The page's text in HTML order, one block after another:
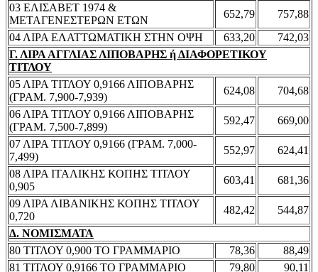
03 ΕΛΙΣΑΒΕΤ 1974 &
ΜΕΤΑΓΕΝΕΣΤΕΡΩΝ ΕΤΩΝ
652,79
757,88
04 ΛΙΡΑ ΕΛΑΤΤΩΜΑΤΙΚΗ ΣΤΗΝ ΟΨΗ
633,20
742,03
Γ. ΛΙΡΑ ΑΓΓΛΙΑΣ ΛΙΠΟΒΑΡΗΣ ή ΔΙΑΦΟΡΕΤΙΚΟΥ
ΤΙΤΛΟΥ
05 ΛΙΡΑ ΤΙΤΛΟΥ 0,9166 ΛΙΠΟΒΑΡΗΣ
(ΓΡΑΜ. 7,900-7,939)
624,08
704,68
06 ΛΙΡΑ ΤΙΤΛΟΥ 0,9166 ΛΙΠΟΒΑΡΗΣ
(ΓΡΑΜ. 7,500-7,899)
592,47
669,00
07 ΛΙΡΑ ΤΙΤΛΟΥ 0,9166 (ΓΡΑΜ. 7,000-
7,499)
552,97
624,41
08 ΛΙΡΑ ΙΤΑΛΙΚΗΣ ΚΟΠΗΣ ΤΙΤΛΟΥ
0,905
603,41
681,36
09 ΛΙΡΑ ΛΙΒΑΝΙΚΗΣ ΚΟΠΗΣ ΤΙΤΛΟΥ
0,720
482,42
544,87
Δ. ΝΟΜΙΣΜΑΤΑ
80 ΤΙΤΛΟΥ 0,900 ΤΟ ΓΡΑΜΜΑΡΙΟ
78,36
88,49
81 ΤΙΤΛΟΥ 0,9166 ΤΟ ΓΡΑΜΜΑΡΙΟ
79,80
90,11